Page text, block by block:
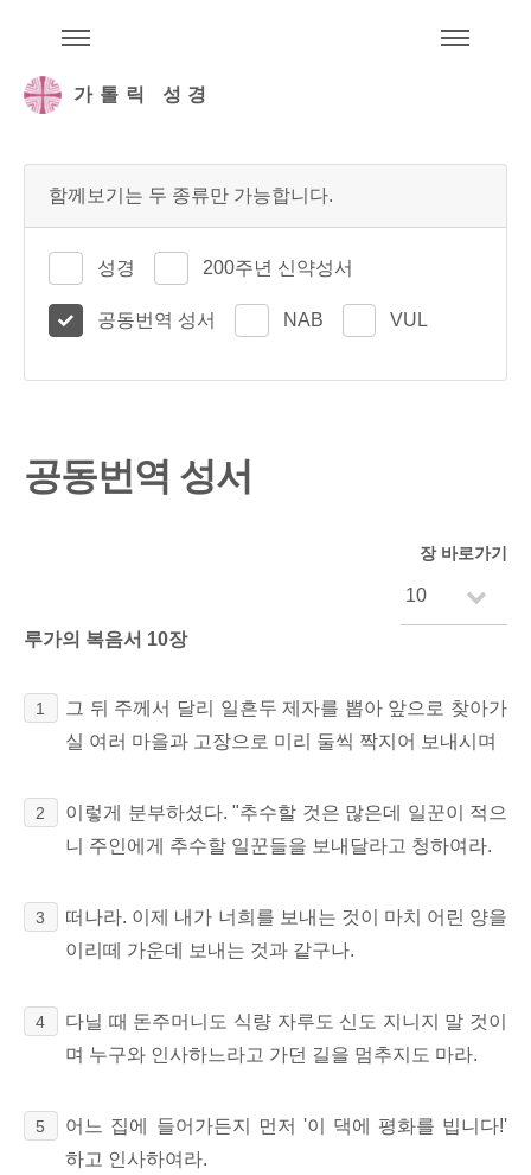
가톨릭 성경
함께보기는 두 종류만 가능합니다.
성경 200주년 신약성서
공동번역 성서 NAB VUL
공동번역 성서
장 바로가기
루가의 복음서 10장
1
그 뒤 주께서 달리 일흔두 제자를 뽑아 앞으로 찾아가
실 여러 마을과 고장으로 미리 둘씩 짝지어 보내시며
2
이렇게 분부하셨다. "추수할 것은 많은데 일꾼이 적으
니 주인에게 추수할 일꾼들을 보내달라고 청하여라.
3
떠나라. 이제 내가 너희를 보내는 것이 마치 어린 양을
이리떼 가운데 보내는 것과 같구나.
4
다닐 때 돈주머니도 식량 자루도 신도 지니지 말 것이
며 누구와 인사하느라고 가던 길을 멈추지도 마라.
5
어느 집에 들어가든지 먼저 '이 댁에 평화를 빕니다!'
하고 인사하여라.